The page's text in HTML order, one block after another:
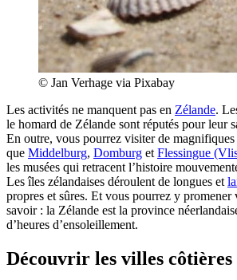
© Jan Verhage via Pixabay
Les activités ne manquent pas en Zélande.
le homard de Zélande sont réputés pour leur
En outre, vous pourrez visiter de
que Middelburg, Domburg et Flessingue
les musées qui retracent l’histoire
Les îles zélandaises déroulent de longues et
propres et sûres. Et vous pourrez y promener
savoir : la Zélande est la province
d’heures d’ensoleillement.
Découvrir les villes côtières